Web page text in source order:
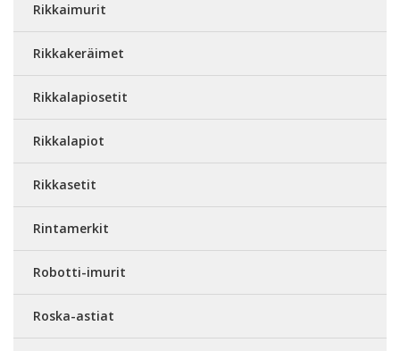
Rikkaimurit
Rikkakeräimet
Rikkalapiosetit
Rikkalapiot
Rikkasetit
Rintamerkit
Robotti-imurit
Roska-astiat